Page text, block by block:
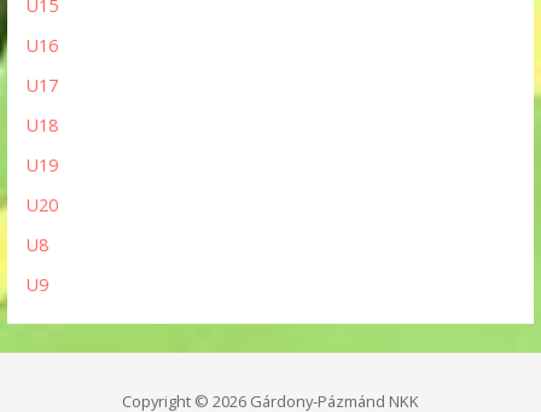
U15
U16
U17
U18
U19
U20
U8
U9
Copyright © 2026 Gárdony-Pázmánd NKK